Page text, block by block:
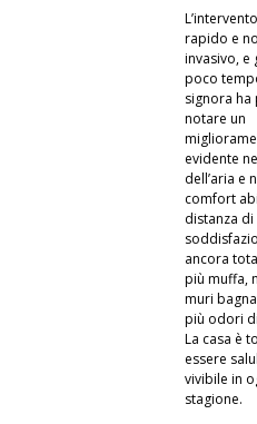
rapido e
invasivo, e
poco
signora ha
notare un
evidente
dell’aria e
comfort
distanza di
ancora
più muffa,
muri
più odori
La casa è
essere
vivibile in
stagione.